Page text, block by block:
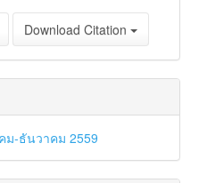
Download Citation
ม-ธันวาคม 2559